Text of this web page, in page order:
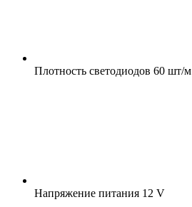
Плотность светодиодов 60 шт/м
Напряжение питания 12 V